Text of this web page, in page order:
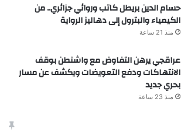
حسام الدين بريطل كاتب وروائي جزائري.. من
الكيمياء والبترول إلى دهاليز الرواية
منذ 21 ساعة
عراقجي يرهن التفاوض مع واشنطن بوقف
الانتهاكات ودفع التعويضات ويكشف عن مسار
بحري جديد
منذ 23 ساعة